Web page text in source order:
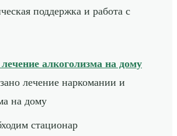
поддержка и работа с
алкоголизма на дому
лечение наркомании и
на дому
стационар